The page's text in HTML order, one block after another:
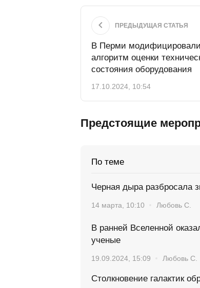
ПРЕДЫДУЩАЯ СТАТЬЯ
В Перми модифицировали
алгоритм оценки
состояния оборудования
17.10.2024, 10:54
Предстоящие
По теме
Черная дыра разбросала
14 марта, 10:10 Любовь С.
В ранней Вселенной
ученые
19.09.2024, 15:09 Любовь С.
Столкновение галактик